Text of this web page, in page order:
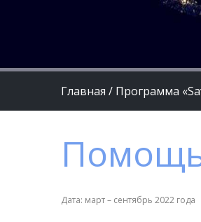
Главная / Программа
Дата: март – сентябрь 2022 года